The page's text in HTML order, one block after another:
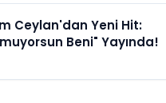
Ceylan'dan Yeni Hit:
Beni" Yayında!